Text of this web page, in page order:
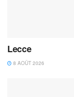
Lecce
8 AOÛT 2026